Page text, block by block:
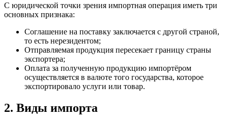
С юридической точки зрения импортная операция иметь три
основных признака:
Соглашение на поставку заключается с другой страной,
то есть нерезидентом;
Отправляемая продукция пересекает границу страны
экспортера;
Оплата за полученную продукцию импортёром
осуществляется в валюте того государства, которое
экспортировало услуги или товар.
2. Виды импорта